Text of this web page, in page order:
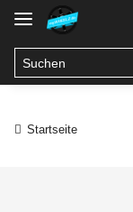
Startseite